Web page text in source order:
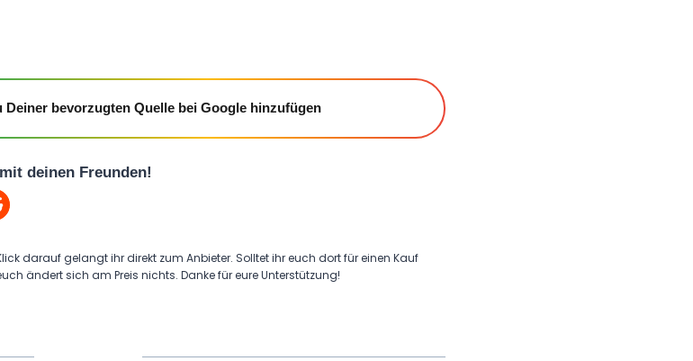
bevorzugten Quelle bei Google hinzufügen
deinen Freunden!
darauf gelangt ihr direkt zum Anbieter. Solltet ihr euch dort für einen Kauf
ändert sich am Preis nichts. Danke für eure Unterstützung!